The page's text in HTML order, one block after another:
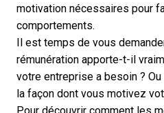
motivation nécessaires pour
comportements.
Il est temps de vous
rémunération apporte-t-il
votre entreprise a besoin ?
la façon dont vous motivez
Pour découvrir comment les